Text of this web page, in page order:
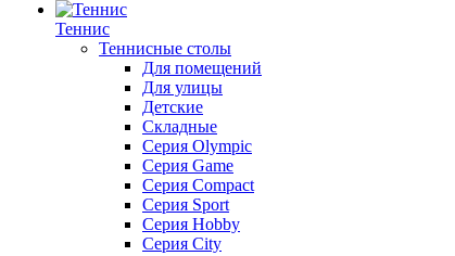
Теннис
Теннисные столы
Для помещений
Для улицы
Детские
Складные
Серия Olympic
Серия Game
Серия Compact
Серия Sport
Серия Hobby
Серия City